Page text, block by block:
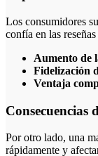
Los consumidores
confía en las
Aumento de
Fidelización
Ventaja
Consecuencias
Por otro lado, una
rápidamente y